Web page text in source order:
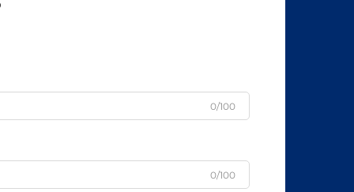
0/100
0/100